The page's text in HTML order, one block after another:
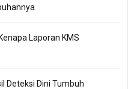
Laporan KMS
Deteksi Dini Tumbuh